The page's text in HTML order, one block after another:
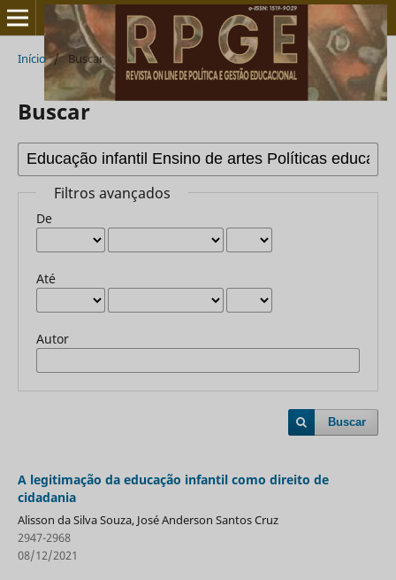
Início / Buscar
Buscar
Filtros avançados
De
Até
Autor
Buscar
A legitimação da educação infantil como direito de
cidadania
Alisson da Silva Souza, José Anderson Santos Cruz
2947-2968
08/12/2021